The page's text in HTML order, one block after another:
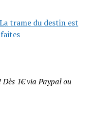
trame du destin est
1€ via Paypal ou